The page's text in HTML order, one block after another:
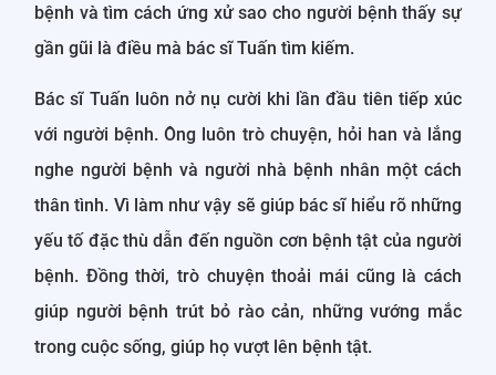
bệnh và tìm cách ứng xử sao cho người bệnh thấy sự
gần gũi là điều mà bác sĩ Tuấn tìm kiếm.
Bác sĩ Tuấn luôn nở nụ cười khi lần đầu tiên tiếp xúc
với người bệnh. Ông luôn trò chuyện, hỏi han và lắng
nghe người bệnh và người nhà bệnh nhân một cách
thân tình. Vì làm như vậy sẽ giúp bác sĩ hiểu rõ những
yếu tố đặc thù dẫn đến nguồn cơn bệnh tật của người
bệnh. Đồng thời, trò chuyện thoải mái cũng là cách
giúp người bệnh trút bỏ rào cản, những vướng mắc
trong cuộc sống, giúp họ vượt lên bệnh tật.